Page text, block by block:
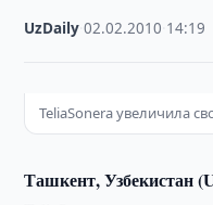
UzDaily ·02.02.2010 14:19
TeliaSonera увеличила
Ташкент, Узбекистан